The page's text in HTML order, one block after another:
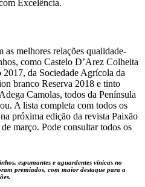
Excelência.
as melhores relações qualidade-
como Castelo D’Arez Colheita
da Sociedade Agrícola da
branco Reserva 2018 e tinto
Camolas, todos da Península
A lista completa com todos os
próxima edição da revista Paixão
março. Pode consultar todos os
espumantes e aguardentes vínicas no
premiados, com maior destaque para a